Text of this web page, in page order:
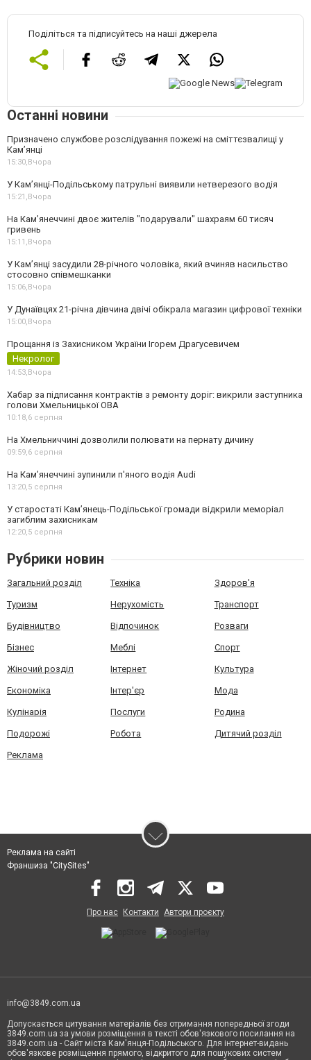
Поділіться та підписуйтесь на наші джерела
Останні новини
Призначено службове розслідування пожежі на сміттєзвалищі у
Кам’янці
15:30,Вчора
У Кам’янці-Подільському патрульні виявили нетверезого водія
15:21,Вчора
На Камʼянеччині двоє жителів "подарували" шахраям 60 тисяч
гривень
15:11,Вчора
У Камʼянці засудили 28-річного чоловіка, який вчиняв насильство
стосовно співмешканки
15:06,Вчора
У Дунаївцях 21-річна дівчина двічі обікрала магазин цифрової техніки
15:00,Вчора
Прощання із Захисником України Ігорем Драгусевичем
Некролог
14:53,Вчора
Хабар за підписання контрактів з ремонту доріг: викрили заступника
голови Хмельницької ОВА
10:18,6 серпня
На Хмельниччині дозволили полювати на пернату дичину
09:59,6 серпня
На Камʼянеччині зупинили п'яного водія Audi
13:20,5 серпня
У старостаті Кам’янець-Подільської громади відкрили меморіал
загиблим захисникам
12:20,5 серпня
Рубрики новин
Загальний розділ Техніка Здоров'я
Туризм Нерухомість Транспорт
Будівництво Відпочинок Розваги
Бізнес Меблі Спорт
Жіночий розділ Інтернет Культура
Економіка Інтер'єр Мода
Кулінарія Послуги Родина
Подорожі Робота Дитячий розділ
Реклама
Реклама на сайті
Франшиза "CitySites"
Про нас Контакти Автори проєкту
info@3849.com.ua
Допускається цитування матеріалів без отримання попередньої згоди
3849.com.ua за умови розміщення в тексті обов'язкового посилання на
3849.com.ua - Сайт міста Кам'янця-Подільського. Для інтернет-видань
обов'язкове розміщення прямого, відкритого для пошукових систем